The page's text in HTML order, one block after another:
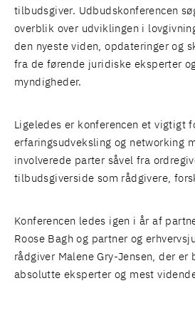
tilbudsgiver. Udbudskonferencen
overblik over udviklingen i
den nyeste viden, opdateringer og
fra de førende juridiske eksperter
myndigheder.
Ligeledes er konferencen et vigtigt
erfaringsudveksling og networking
involverede parter såvel fra
tilbudsgiverside som rådgivere,
Konferencen ledes igen i år af
Roose Bagh og partner og
rådgiver Malene Gry-Jensen, der er
absolutte eksperter og mest